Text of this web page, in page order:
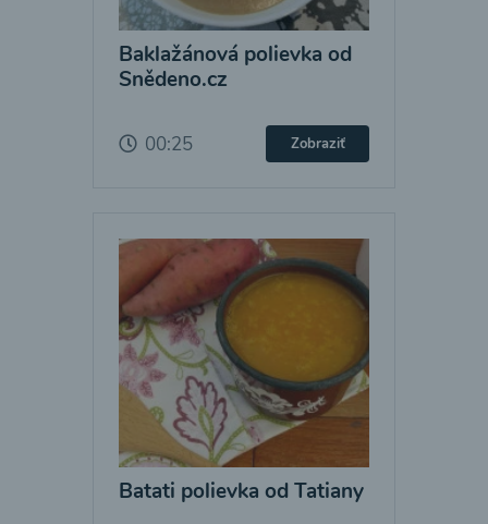
Baklažánová polievka od
Snědeno.cz
00:25 Zobraziť
Batati polievka od Tatiany